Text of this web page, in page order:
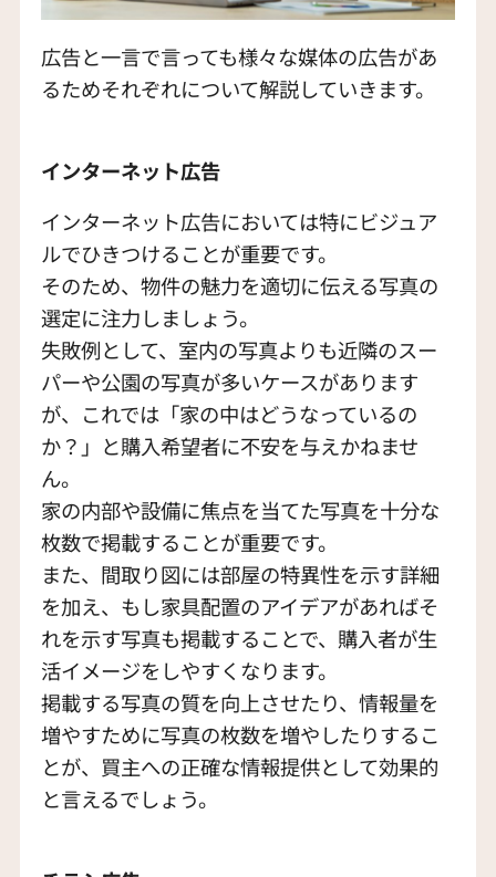
広告と一言で言っても様々な媒体の広告があ
るためそれぞれについて解説していきます。
インターネット広告
インターネット広告においては特にビジュア
ルでひきつけることが重要です。
そのため、物件の魅力を適切に伝える写真の
選定に注力しましょう。
失敗例として、室内の写真よりも近隣のスー
パーや公園の写真が多いケースがあります
が、これでは「家の中はどうなっているの
か？」と購入希望者に不安を与えかねませ
ん。
家の内部や設備に焦点を当てた写真を十分な
枚数で掲載することが重要です。
また、間取り図には部屋の特異性を示す詳細
を加え、もし家具配置のアイデアがあればそ
れを示す写真も掲載することで、購入者が生
活イメージをしやすくなります。
掲載する写真の質を向上させたり、情報量を
増やすために写真の枚数を増やしたりするこ
とが、買主への正確な情報提供として効果的
と言えるでしょう。